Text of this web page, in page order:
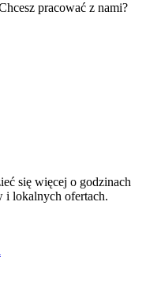
pracować z nami?
się więcej o godzinach
i lokalnych ofertach.